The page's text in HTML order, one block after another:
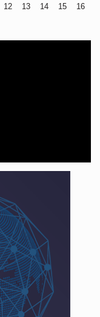
12 13 14 15
16